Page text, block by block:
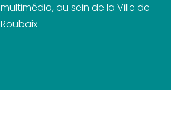
multimédia, au sein de la Ville de
Roubaix